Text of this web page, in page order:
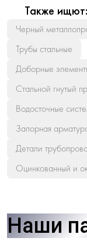
Также ищют:
Черный
Трубы стальные
Доборные
Стальной
Водосточные
Запорная
Детали
Оцинкованный и
Наши